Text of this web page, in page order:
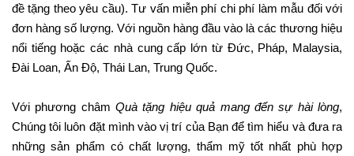
đề tặng theo yêu cầu). Tư vấn miễn phí chi phí làm mẫu đối với
đơn hàng số lượng. Với nguồn hàng đầu vào là các thương hiệu
nổi tiếng hoặc các nhà cung cấp lớn từ Đức, Pháp, Malaysia,
Đài Loan, Ấn Độ, Thái Lan, Trung Quốc.
Với phương châmQuà tặng hiệu quả mang đến sự hài lòng,
Chúng tôi luôn đặt mình vào vị trí của Bạn để tìm hiểu và đưa ra
những sản phẩm có chất lượng, thẩm mỹ tốt nhất phù hợp